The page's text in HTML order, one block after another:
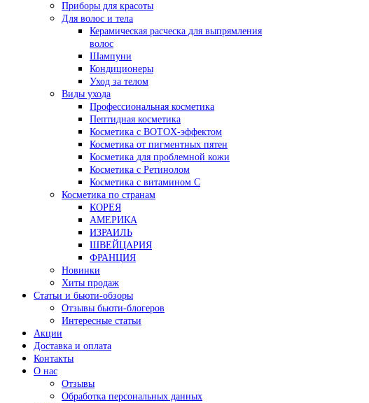
Приборы для красоты
Для волос и тела
Керамическая расческа для выпрямления
волос
Шампуни
Кондиционеры
Уход за телом
Виды ухода
Профессиональная косметика
Пептидная косметика
Косметика с BOTOX-эффектом
Косметика от пигментных пятен
Косметика для проблемной кожи
Косметика с Ретинолом
Косметика с витамином С
Косметика по странам
КОРЕЯ
АМЕРИКА
ИЗРАИЛЬ
ШВЕЙЦАРИЯ
ФРАНЦИЯ
Новинки
Хиты продаж
Статьи и бьюти-обзоры
Отзывы бьюти-блогеров
Интересные статьи
Акции
Доставка и оплата
Контакты
О нас
Отзывы
Обработка персональных данных